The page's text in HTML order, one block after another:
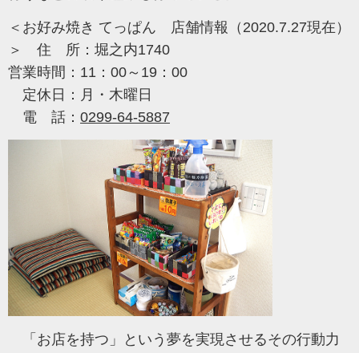
＜お好み焼き てっぱん 店舗情報（2020.7.27現在）
＞ 住 所：堀之内1740
営業時間：11：00～19：00
定休日：月・木曜日
電 話： 0299-64-5887
「お店を持つ」という夢を実現させるその行動力